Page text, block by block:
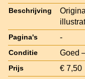
Beschrijving
Pagina's -
Conditie Goed
Prijs € 7,50